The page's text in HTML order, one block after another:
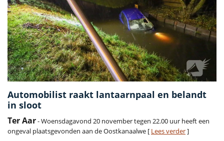
Automobilist raakt lantaarnpaal en belandt
in sloot
Ter Aar- Woensdagavond 20 november tegen 22.00 uur heeft een
ongeval plaatsgevonden aan de Oostkanaalwe [ Lees verder]